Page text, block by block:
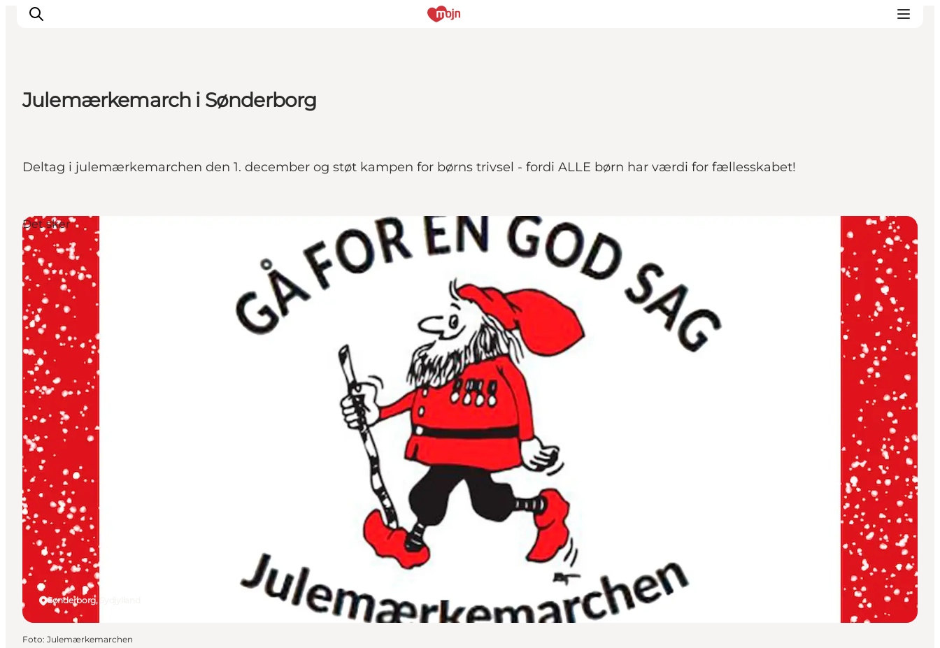
Det sker
Overnatning
Booking
Julemærkemarch i Sønderborg
Deltag i julemærkemarchen den 1. december og støt kampen for børns trivsel - fordi ALLE børn har værdi for fællesskabet!
Sønderborg, Sydjylland
Det sker
Foto: Julemærkemarchen